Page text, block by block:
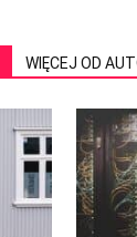
WIĘCEJ OD